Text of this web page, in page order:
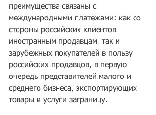
преимущества связаны с
международными платежами: как со
стороны российских клиентов
иностранным продавцам, так и
зарубежных покупателей в пользу
российских продавцов, в первую
очередь представителей малого и
среднего бизнеса, экспортирующих
товары и услуги заграницу.